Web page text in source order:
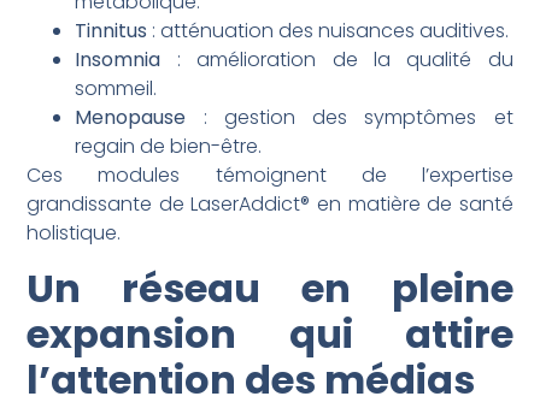
Tinnitus : atténuation des nuisances auditives.
Insomnia : amélioration de la qualité du
sommeil.
Menopause : gestion des symptômes et
regain de bien-être.
Ces modules témoignent de l’expertise
grandissante de LaserAddict® en matière de santé
holistique.
Un réseau en pleine
expansion qui attire
l’attention des médias